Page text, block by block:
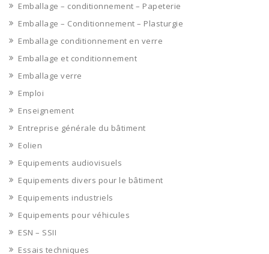
Emballage – conditionnement – Papeterie
Emballage – Conditionnement – Plasturgie
Emballage conditionnement en verre
Emballage et conditionnement
Emballage verre
Emploi
Enseignement
Entreprise générale du bâtiment
Eolien
Equipements audiovisuels
Equipements divers pour le bâtiment
Equipements industriels
Equipements pour véhicules
ESN – SSII
Essais techniques